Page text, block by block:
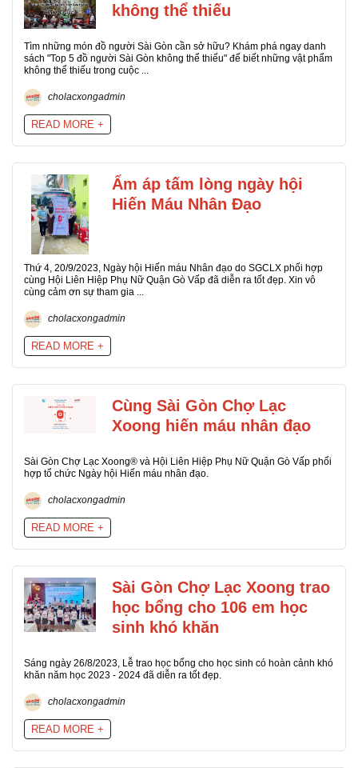
không thể thiếu
Tìm những món đồ người Sài Gòn cần sở hữu? Khám phá ngay danh
sách "Top 5 đồ người Sài Gòn không thể thiếu" để biết những vật phẩm
không thể thiếu trong cuộc ...
cholacxongadmin
READ MORE +
Ấm áp tấm lòng ngày hội
Hiến Máu Nhân Đạo
Thứ 4, 20/9/2023, Ngày hội Hiến máu Nhân đạo do SGCLX phối hợp
cùng Hội Liên Hiệp Phụ Nữ Quận Gò Vấp đã diễn ra tốt đẹp. Xin vô
cùng cảm ơn sự tham gia ...
cholacxongadmin
READ MORE +
Cùng Sài Gòn Chợ Lạc
Xoong hiến máu nhân đạo
Sài Gòn Chợ Lạc Xoong®️ và Hội Liên Hiệp Phụ Nữ Quận Gò Vấp phối
hợp tổ chức Ngày hội Hiến máu nhân đạo.
cholacxongadmin
READ MORE +
Sài Gòn Chợ Lạc Xoong trao
học bổng cho 106 em học
sinh khó khăn
Sáng ngày 26/8/2023, Lễ trao học bổng cho học sinh có hoàn cảnh khó
khăn năm học 2023 - 2024 đã diễn ra tốt đẹp.
cholacxongadmin
READ MORE +